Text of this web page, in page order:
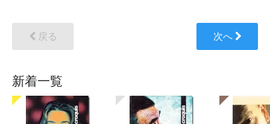
戻る 次へ
新着一覧